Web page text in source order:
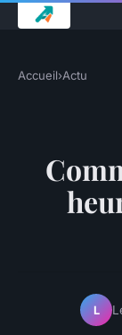
Accueil›Actu
L